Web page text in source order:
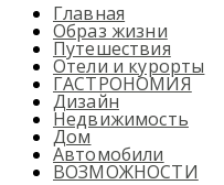
Главная
Образ жизни
Путешествия
Отели и курорты
ГАСТРОНОМИЯ
Дизайн
Недвижимость
Дом
Автомобили
ВОЗМОЖНОСТИ